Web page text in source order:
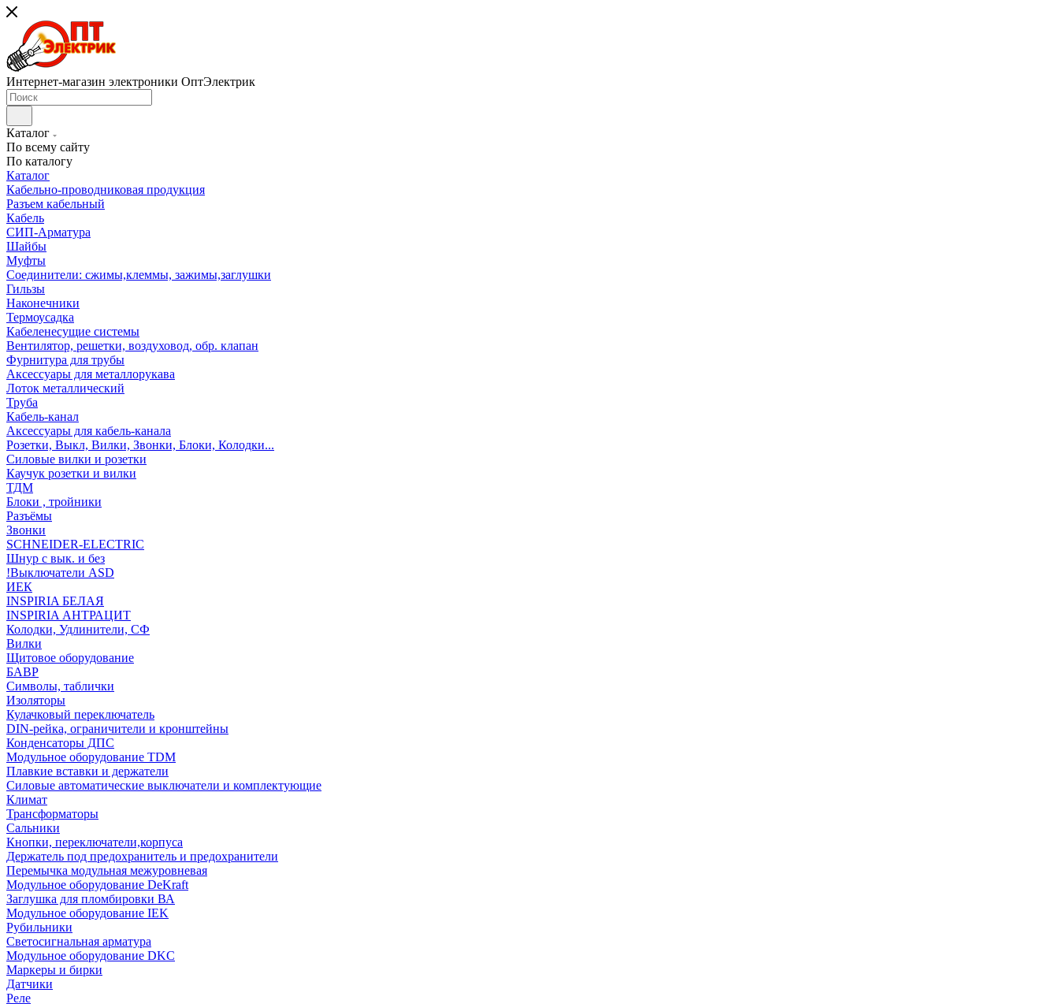
Интернет-магазин электроники ОптЭлектрик
Каталог
По всему сайту
По каталогу
Каталог
Кабельно-проводниковая продукция
Разъем кабельный
Кабель
СИП-Арматура
Шайбы
Муфты
Соединители: сжимы,клеммы, зажимы,заглушки
Гильзы
Наконечники
Термоусадка
Кабеленесущие системы
Вентилятор, решетки, воздуховод, обр. клапан
Фурнитура для трубы
Аксессуары для металлорукава
Лоток металлический
Труба
Кабель-канал
Аксессуары для кабель-канала
Розетки, Выкл, Вилки, Звонки, Блоки, Колодки...
Силовые вилки и розетки
Каучук розетки и вилки
ТДМ
Блоки , тройники
Разъёмы
Звонки
SCHNEIDER-ELECTRIC
Шнур с вык. и без
!Выключатели ASD
ИЕК
INSPIRIA БЕЛАЯ
INSPIRIA АНТРАЦИТ
Колодки, Удлинители, СФ
Вилки
Щитовое оборудование
БАВР
Символы, таблички
Изоляторы
Кулачковый переключатель
DIN-рейка, ограничители и кронштейны
Конденсаторы ДПС
Модульное оборудование TDM
Плавкие вставки и держатели
Силовые автоматические выключатели и комплектующие
Климат
Трансформаторы
Сальники
Кнопки, переключатели,корпуса
Держатель под предохранитель и предохранители
Перемычка модульная межуровневая
Модульное оборудование DeKraft
Заглушка для пломбировки ВА
Модульное оборудование IEK
Рубильники
Светосигнальная арматура
Модульное оборудование DKC
Маркеры и бирки
Датчики
Реле